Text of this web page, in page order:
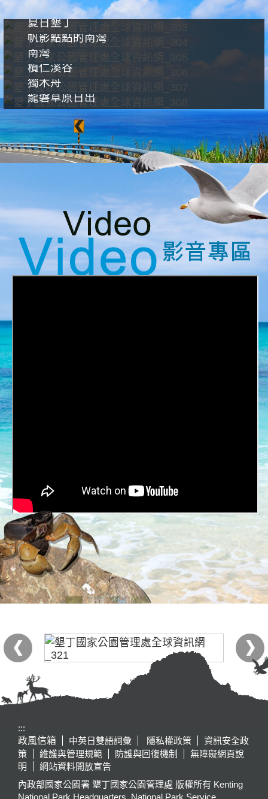
夏日墾丁
帆影點點的南灣
南灣
欖仁溪谷
獨木舟
龍磐草原日出
:::
政風信箱
中英日雙語詞彙 隱私權政策
資訊安全政
策
維護與管理規範 防護與回復機制
無障礙網頁說
明
網站資料開放宣告
內政部國家公園署 墾丁國家公園管理處 版權所有 Kenting
National Park Headquarters, National Park Service,